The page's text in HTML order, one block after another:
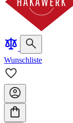
Wunschliste